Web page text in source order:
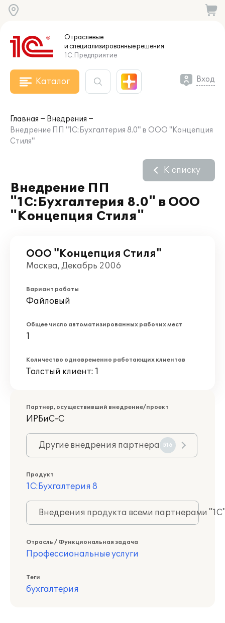
Отраслевые
и специализированныерешения
1С:Предприятие
Каталог Вход
Главная
Внедрения
Внедрение ПП "1С:Бухгалтерия 8.0" в ООО "Концепция
Стиля"
Внедрение ПП
"1С:Бухгалтерия 8.0" в ООО
"Концепция Стиля"
К списку
ООО "Концепция Стиля"
Москва, Декабрь 2006
Вариант работы
Файловый
Общее число автоматизированных рабочих мест
1
Количество одновременно работающих клиентов
Толстый клиент: 1
Партнер, осуществивший внедрение/проект
ИРБиС-С
Другие внедрения партнера 516
Продукт
1С:Бухгалтерия 8
Внедрения продукта всеми партнерами
Отрасль / Функциональная задача
Профессиональные услуги
Теги
бухгалтерия